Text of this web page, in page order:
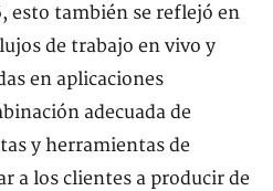
esto también se reflejó en
de trabajo en vivo y
en aplicaciones
adecuada de
y herramientas de
a los clientes a producir de